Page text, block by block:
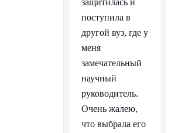
поступила в
другой вуз, где у
меня
замечательный
научный
руководитель.
Очень жалею,
что выбрала его